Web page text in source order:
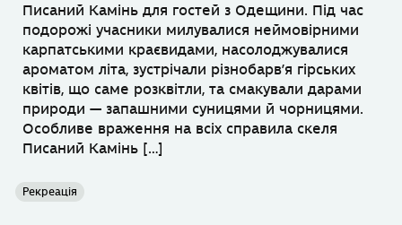
Писаний Камінь для гостей з Одещини. Під час
подорожі учасники милувалися неймовірними
карпатськими краєвидами, насолоджувалися
ароматом літа, зустрічали різнобарв’я гірських
квітів, що саме розквітли, та смакували дарами
природи — запашними суницями й чорницями.
Особливе враження на всіх справила скеля
Писаний Камінь […]
Рекреація